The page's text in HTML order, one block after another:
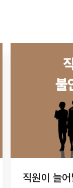
직원이 늘